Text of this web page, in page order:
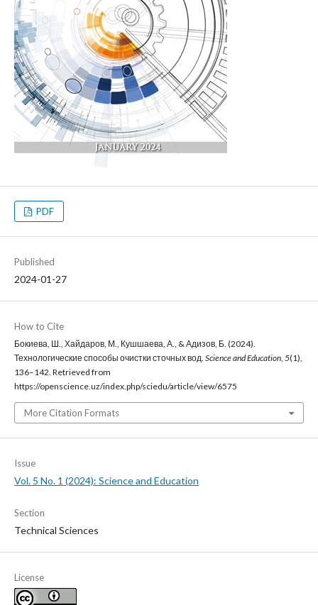
PDF
Published
2024-01-27
How to Cite
Бокиева, Ш., Хайдаров, М., Кушшаева, А., & Адизов, Б. (2024).
Технологические способы очистки сточных вод. Science and Education, 5(1),
136–142. Retrieved from
https://openscience.uz/index.php/sciedu/article/view/6575
More Citation Formats
Issue
Vol. 5 No. 1 (2024): Science and Education
Section
Technical Sciences
License